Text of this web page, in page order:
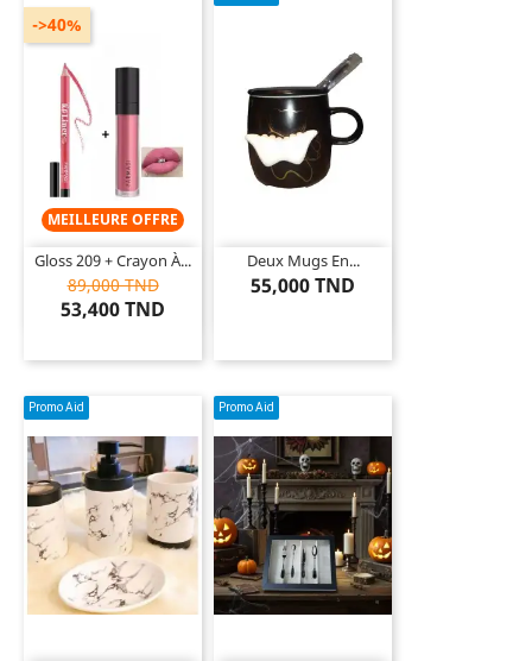
MEILLEURE OFFRE
Gloss 209 + Crayon À...
89,000 TND
53,400 TND
->40%
Deux Mugs En...
55,000 TND
Promo Aid Promo Aid